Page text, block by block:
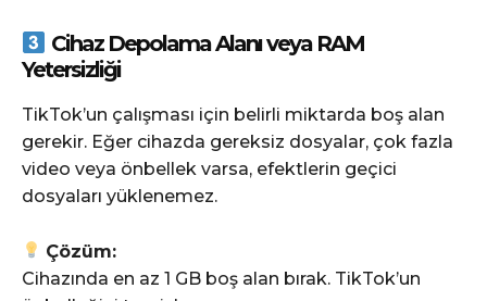
Cihaz Depolama Alanı veya RAM
Yetersizliği
TikTok’un çalışması için belirli miktarda boş alan
gerekir. Eğer cihazda gereksiz dosyalar, çok fazla
video veya önbellek varsa, efektlerin geçici
dosyaları yüklenemez.
Çözüm:
Cihazında en az 1 GB boş alan bırak. TikTok’un